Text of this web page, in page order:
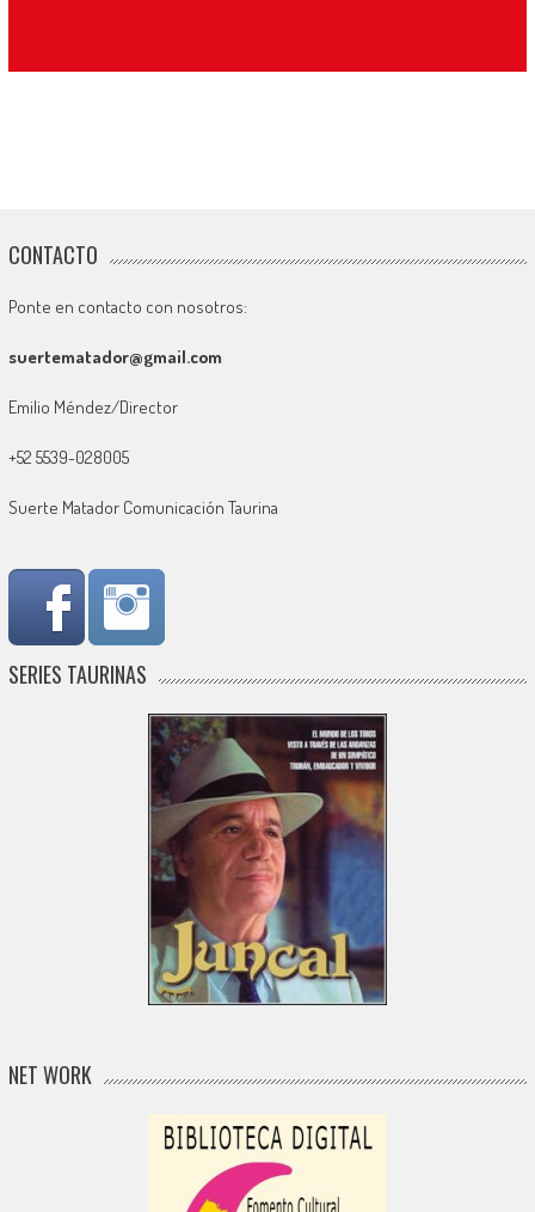
CONTACTO
Ponte en contacto con nosotros:
suertematador@gmail.com
Emilio Méndez/Director
+52 5539-028005
Suerte Matador Comunicación Taurina
SERIES TAURINAS
NET WORK